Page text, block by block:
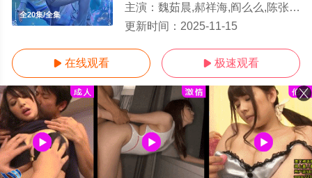
全20集/全集
主演： 魏茹晨,郝祥海,阎么么,陈张太康,山新,闫夜桥,刘知否,林柏青,陆庚宜
更新时间： 2025-11-15
 在线观看  极速观看